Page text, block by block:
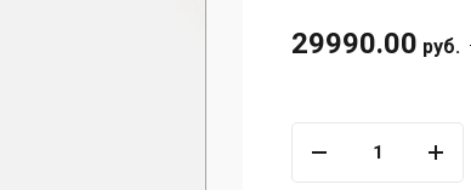
29990.00 руб.